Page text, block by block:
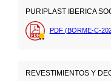
PURIPLAST IBERICA
PDF (BORME-C-
REVESTIMIENTOS Y